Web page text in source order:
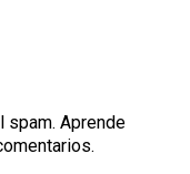
spam. Aprende
.